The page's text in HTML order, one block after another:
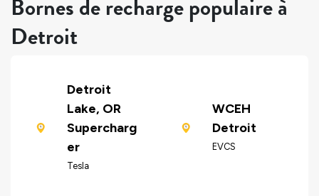
Bornes de recharge populaire à
Detroit
Detroit
Lake, OR
Supercharg
er
Tesla
WCEH
Detroit
EVCS